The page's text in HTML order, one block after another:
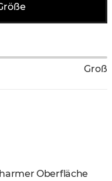
Groß
Oberfläche